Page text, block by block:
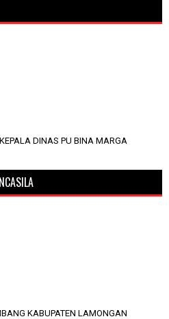
DINAS PU BINA MARGA
KABUPATEN LAMONGAN